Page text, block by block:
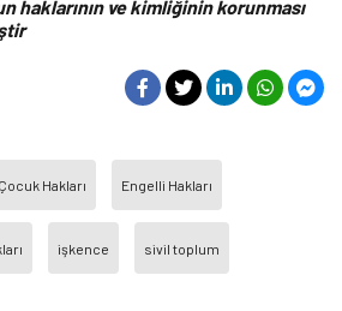
haklarının ve kimliğinin korunması
Çocuk Hakları Engelli Hakları
işkence sivil toplum